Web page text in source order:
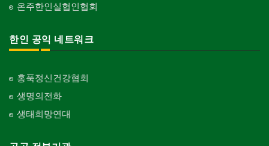
온주한인실협인협회
한인 공익 네트워크
홍푹정신건강협회
생명의전화
생태희망연대